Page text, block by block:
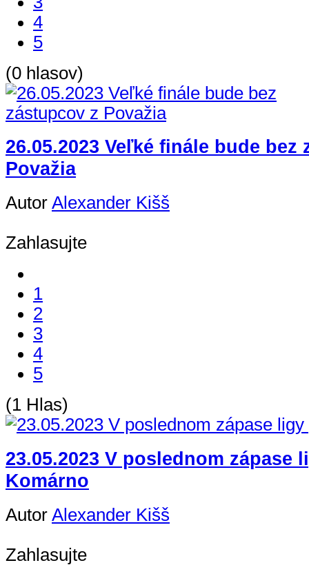
4
5
(0 hlasov)
26.05.2023 Veľké finále bude bez
Považia
Autor Alexander Kišš
Zahlasujte
1
2
3
4
5
(1 Hlas)
23.05.2023 V poslednom zápase
Komárno
Autor Alexander Kišš
Zahlasujte